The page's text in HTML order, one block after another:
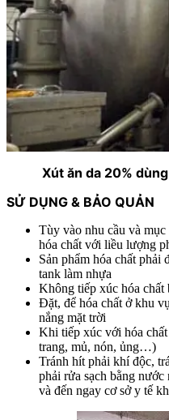
Xút ăn da 20%
SỬ DỤNG & BẢO QUẢN
Tùy vào nhu cầu và
hóa chất với liều lượng
Sản phẩm hóa chất phải
tank làm nhựa
Không tiếp xúc hóa chất
Đặt, để hóa chất ở khu
nắng mặt trời
Khi tiếp xúc với hóa
trang, mủ, nón, ủng…)
Tránh hít phải khí độc,
phải rửa sạch bằng
và đến ngay cơ sở y tế